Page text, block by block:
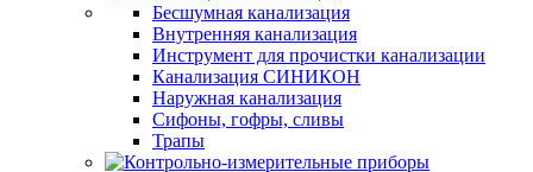
Бесшумная канализация
Внутренняя канализация
Инструмент для прочистки канализации
Канализация СИНИКОН
Наружная канализация
Сифоны, гофры, сливы
Трапы